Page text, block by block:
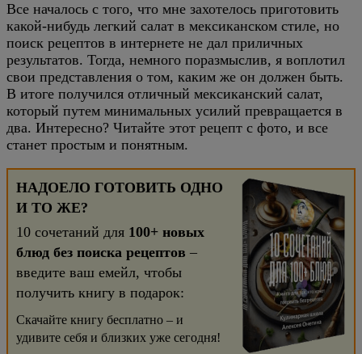
Все началось с того, что мне захотелось приготовить
какой-нибудь легкий салат в мексиканском стиле, но
поиск рецептов в интернете не дал приличных
результатов. Тогда, немного поразмыслив, я воплотил
свои представления о том, каким же он должен быть.
В итоге получился отличный мексиканский салат,
который путем минимальных усилий превращается в
два. Интересно? Читайте этот рецепт с фото, и все
станет простым и понятным.
НАДОЕЛО ГОТОВИТЬ ОДНО
И ТО ЖЕ?
10 сочетаний для 100+ новых
блюд без поиска рецептов –
введите ваш емейл, чтобы
получить книгу в подарок:
Скачайте книгу бесплатно – и
удивите себя и близких уже сегодня!